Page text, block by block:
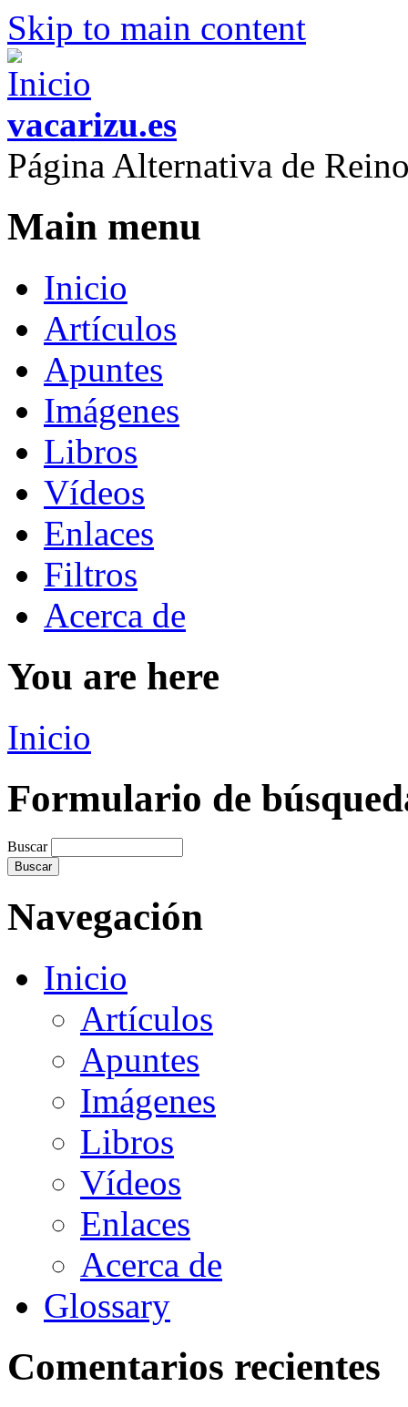
Skip to main content
vacarizu.es
Página Alternativa de
Main menu
Inicio
Artículos
Apuntes
Imágenes
Libros
Vídeos
Enlaces
Filtros
Acerca de
You are here
Inicio
Formulario de
Buscar
Navegación
Inicio
Artículos
Apuntes
Imágenes
Libros
Vídeos
Enlaces
Acerca de
Glossary
Comentarios recientes